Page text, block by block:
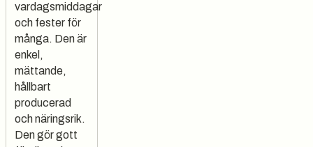
vardagsmiddagar
och fester för
många. Den är
enkel,
mättande,
hållbart
producerad
och näringsrik.
Den gör gott